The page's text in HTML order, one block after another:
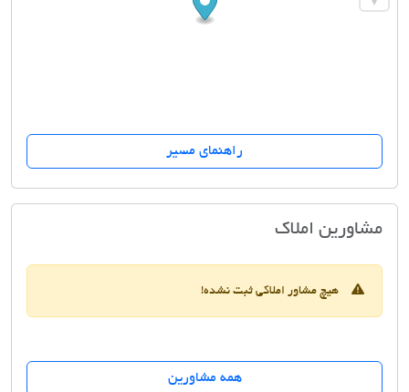
راهنمای مسیر
مشاورین املاکمشاور املاک علی نیکنام
هیچ مشاور املاکی ثبت نشده!
همه مشاورین